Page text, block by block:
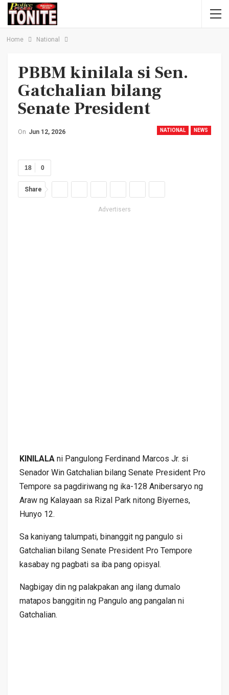
Home National
PBBM kinilala si Sen.
Gatchalian bilang
Senate President
NATIONAL NEWS
On Jun 12, 2026
0
18
Share
Advertisers
KINILALAni Pangulong Ferdinand Marcos Jr. si
Senador Win Gatchalian bilang Senate President Pro
Tempore sa pagdiriwang ng ika-128 Anibersaryo ng
Araw ng Kalayaan sa Rizal Park nitong Biyernes,
Hunyo 12.
Sa kaniyang talumpati, binanggit ng pangulo si
Gatchalian bilang Senate President Pro Tempore
kasabay ng pagbati sa iba pang opisyal.
Nagbigay din ng palakpakan ang ilang dumalo
matapos banggitin ng Pangulo ang pangalan ni
Gatchalian.